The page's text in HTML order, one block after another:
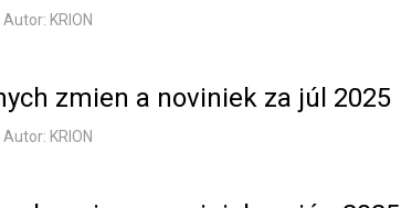
Autor: KRION
zmien a noviniek za júl 2025
Autor: KRION